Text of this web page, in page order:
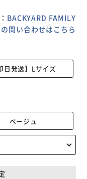
BACKYARD FAMILY
問い合わせはこちら
日発送】Lサイズ
ベージュ